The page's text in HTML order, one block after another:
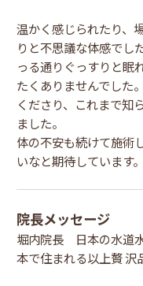
温かく感じられたり、
りと不思議な体感でし
っる通りぐっすりと眠
たくありませんでした
くださり、これまで知
ました。
体の不安も続けて施術
いなと期待しています。
院長メッセージ
堀内院長 日本の水道
本で住まれる以上贅 沢